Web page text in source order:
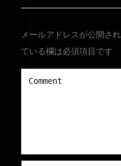
メールアドレスが公開さ
ている欄は必須項目です